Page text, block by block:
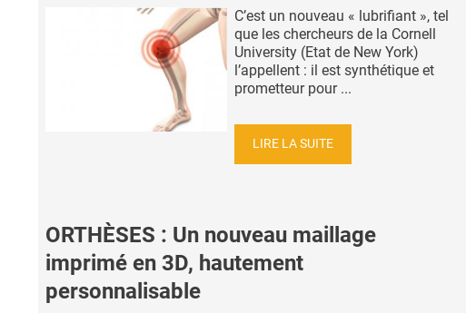
C’est un nouveau « lubrifiant », tel
que les chercheurs de la Cornell
University (Etat de New York)
l’appellent : il est synthétique et
prometteur pour ...
LIRE LA SUITE
ORTHÈSES : Un nouveau maillage
imprimé en 3D, hautement
personnalisable